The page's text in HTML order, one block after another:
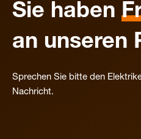
Sie haben
an unseren
Sprechen Sie bitte den
Nachricht.